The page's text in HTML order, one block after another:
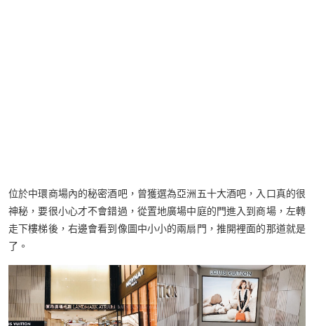
位於中環商場內的秘密酒吧，曾獲選為亞洲五十大酒吧，入口真的很
神秘，要很小心才不會錯過，從置地廣場中庭的門進入到商場，左轉
走下樓梯後，右邊會看到像圖中小小的兩扇門，推開裡面的那道就是
了。